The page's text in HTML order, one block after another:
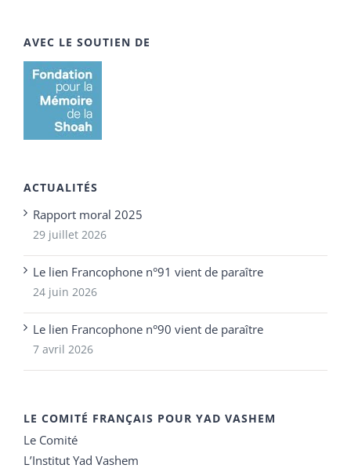
AVEC LE SOUTIEN DE
ACTUALITÉS
Rapport moral 2025
29 juillet 2026
Le lien Francophone n°91 vient de paraître
24 juin 2026
Le lien Francophone n°90 vient de paraître
7 avril 2026
LE COMITÉ FRANÇAIS POUR YAD VASHEM
Le Comité
L’Institut Yad Vashem